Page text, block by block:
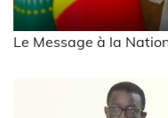
Le Message à la